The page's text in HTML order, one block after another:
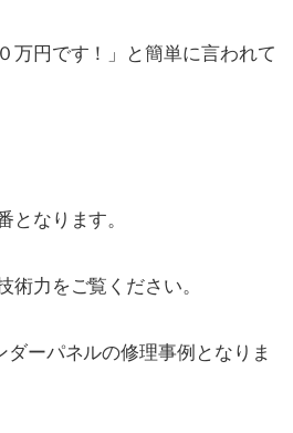
万円です！」と簡単に言われて
となります。
術力をご覧ください。
ーパネルの修理事例となりま